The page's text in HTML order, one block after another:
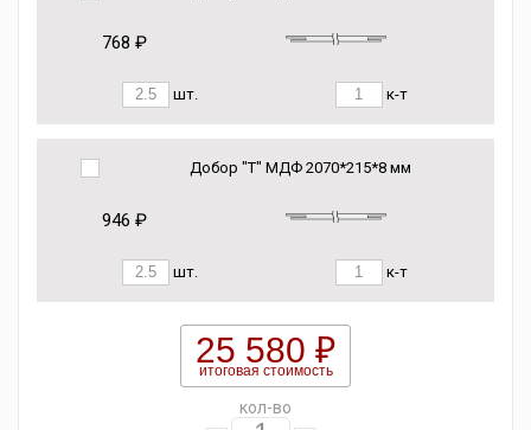
768 ₽
шт. к-т
Добор "Т" МДФ 2070*215*8 мм
946 ₽
шт. к-т
25 580 ₽
итоговая стоимость
кол-во